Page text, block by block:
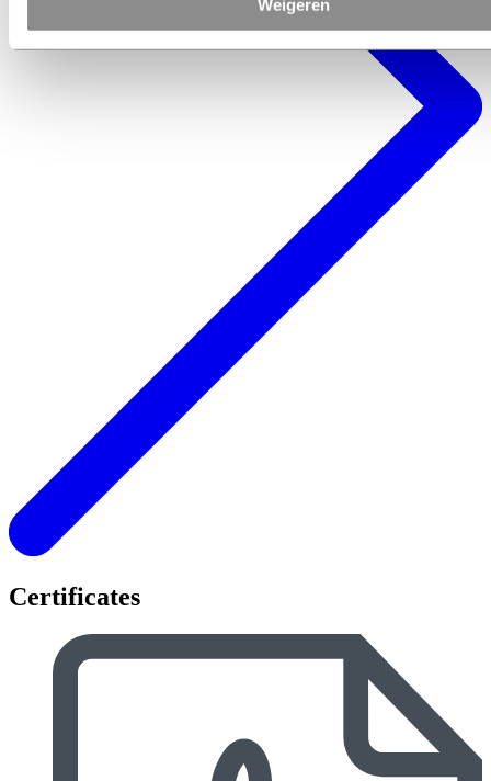
Weigeren
Certificates